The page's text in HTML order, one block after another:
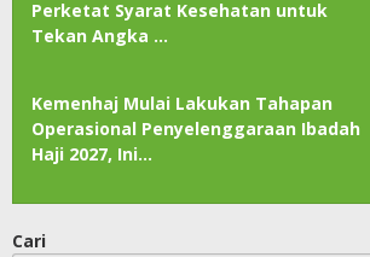
Perketat Syarat Kesehatan untuk
Tekan Angka …
Kemenhaj Mulai Lakukan Tahapan
Operasional Penyelenggaraan Ibadah
Haji 2027, Ini…
Cari